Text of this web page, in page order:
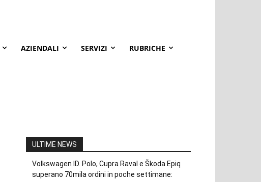
AZIENDALI SERVIZI RUBRICHE
ULTIME NEWS
Volkswagen ID. Polo, Cupra Raval e Škoda Epiq
superano 70mila ordini in poche settimane: